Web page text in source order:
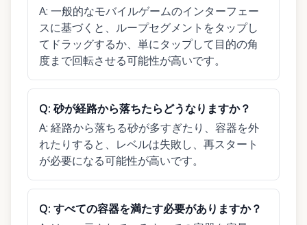
A: 一般的なモバイルゲームのインターフェー
スに基づくと、ループセグメントをタップし
てドラッグするか、単にタップして目的の角
度まで回転させる可能性が高いです。
Q: 砂が経路から落ちたらどうなりますか？
A: 経路から落ちる砂が多すぎたり、容器を外
れたりすると、レベルは失敗し、再スタート
が必要になる可能性が高いです。
Q: すべての容器を満たす必要がありますか？